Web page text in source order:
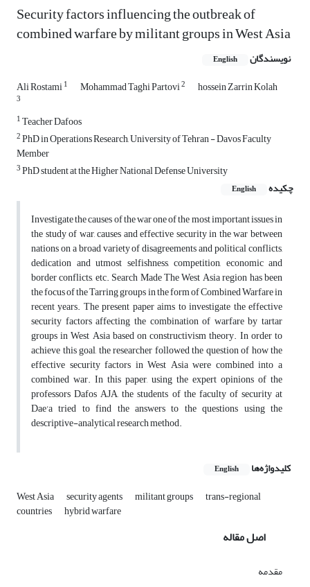
Security factors influencing the outbreak of
combined warfare by militant groups in West Asia
نویسندگان English
Ali Rostami1 Mohammad Taghi Partovi2 hossein Zarrin Kolah
3
1Teacher Dafoos
2PhD in Operations Research, University of Tehran - Davos Faculty
Member
3PhD student at the Higher National Defense University
چکیده
English
Investigate the causes of the war one of the most important issues in
the study of war, causes and effective security in the war between
nations on a broad variety of disagreements and political conflicts,
dedication and utmost selfishness, competition, economic and
border conflicts, etc. Search Made The West Asia region has been
the focus of the Tarring groups in the form of Combined Warfare in
recent years. The present paper aims to investigate the effective
security factors affecting the combination of warfare by tartar
groups in West Asia based on constructivism theory. In order to
achieve this goal, the researcher followed the question of how the
effective security factors in West Asia were combined into a
combined war. In this paper, using the expert opinions of the
professors Dafos AJA, the students of the faculty of security at
Dae'a tried to find the answers to the questions using the
descriptive-analytical research method.
کلیدواژه‌ها English
West Asia security agents militant groups trans-regional
countries hybrid warfare
اصل مقاله
مقدمه